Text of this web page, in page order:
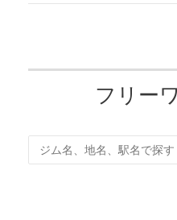
フリー